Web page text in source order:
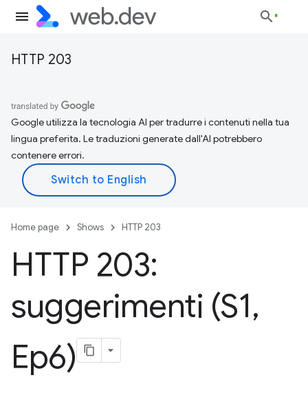
HTTP 203
Google utilizza la tecnologia AI per tradurre i contenuti nella tua
lingua preferita. Le traduzioni generate dall'AI potrebbero
contenere errori.
Home page Shows HTTP 203
HTTP 203:
suggerimenti (S1,
Ep6)